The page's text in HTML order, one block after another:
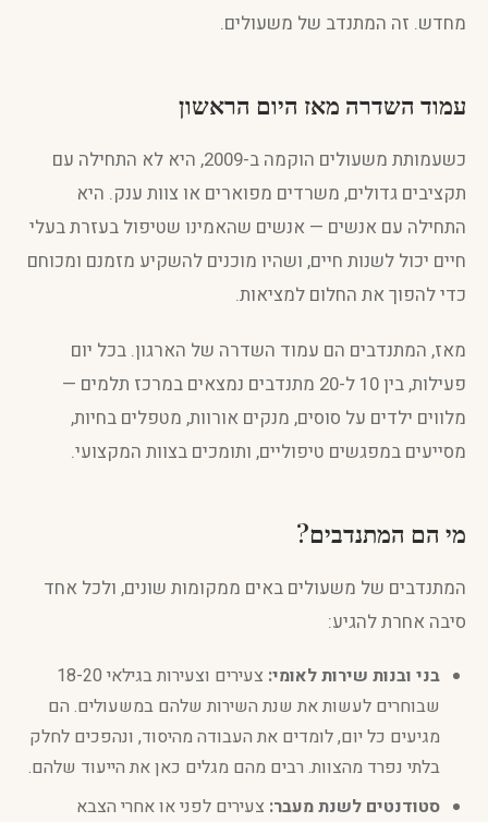
מחדש. זה המתנדב של משעולים.
עמוד השדרה מאז היום הראשון
כשעמותת משעולים הוקמה ב-2009, היא לא התחילה עם
תקציבים גדולים, משרדים מפוארים או צוות ענק. היא
התחילה עם אנשים — אנשים שהאמינו שטיפול בעזרת בעלי
חיים יכול לשנות חיים, ושהיו מוכנים להשקיע מזמנם ומכוחם
כדי להפוך את החלום למציאות.
מאז, המתנדבים הם עמוד השדרה של הארגון. בכל יום
פעילות, בין 10 ל-20 מתנדבים נמצאים במרכז תלמים —
מלווים ילדים על סוסים, מנקים אורוות, מטפלים בחיות,
מסייעים במפגשים טיפוליים, ותומכים בצוות המקצועי.
מי הם המתנדבים?
המתנדבים של משעולים באים ממקומות שונים, ולכל אחד
סיבה אחרת להגיע:
בני ובנות שירות לאומי:
צעירים וצעירות בגילאי 18-20
שבוחרים לעשות את שנת השירות שלהם במשעולים. הם
מגיעים כל יום, לומדים את העבודה מהיסוד, ונהפכים לחלק
בלתי נפרד מהצוות. רבים מהם מגלים כאן את הייעוד שלהם.
סטודנטים לשנת מעבר: צעירים לפני או אחרי הצבא